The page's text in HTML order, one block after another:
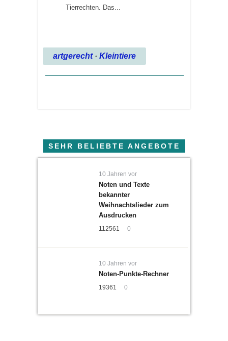
Tierrechten. Das...
artgerecht· Kleintiere
SEHR BELIEBTE ANGEBOTE
10 Jahren vor
Noten und Texte
bekannter
Weihnachtslieder zum
Ausdrucken
112561 0
10 Jahren vor
Noten-Punkte-Rechner
19361 0